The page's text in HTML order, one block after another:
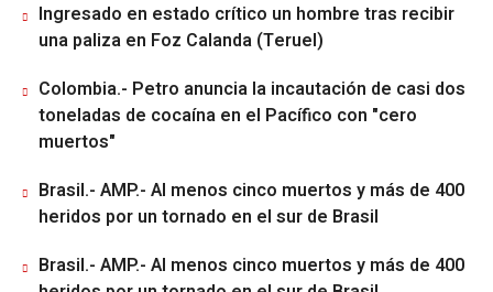
Ingresado en estado crítico un hombre tras recibir
una paliza en Foz Calanda (Teruel)
Colombia.- Petro anuncia la incautación de casi dos
toneladas de cocaína en el Pacífico con "cero
muertos"
Brasil.- AMP.- Al menos cinco muertos y más de 400
heridos por un tornado en el sur de Brasil
Brasil.- AMP.- Al menos cinco muertos y más de 400